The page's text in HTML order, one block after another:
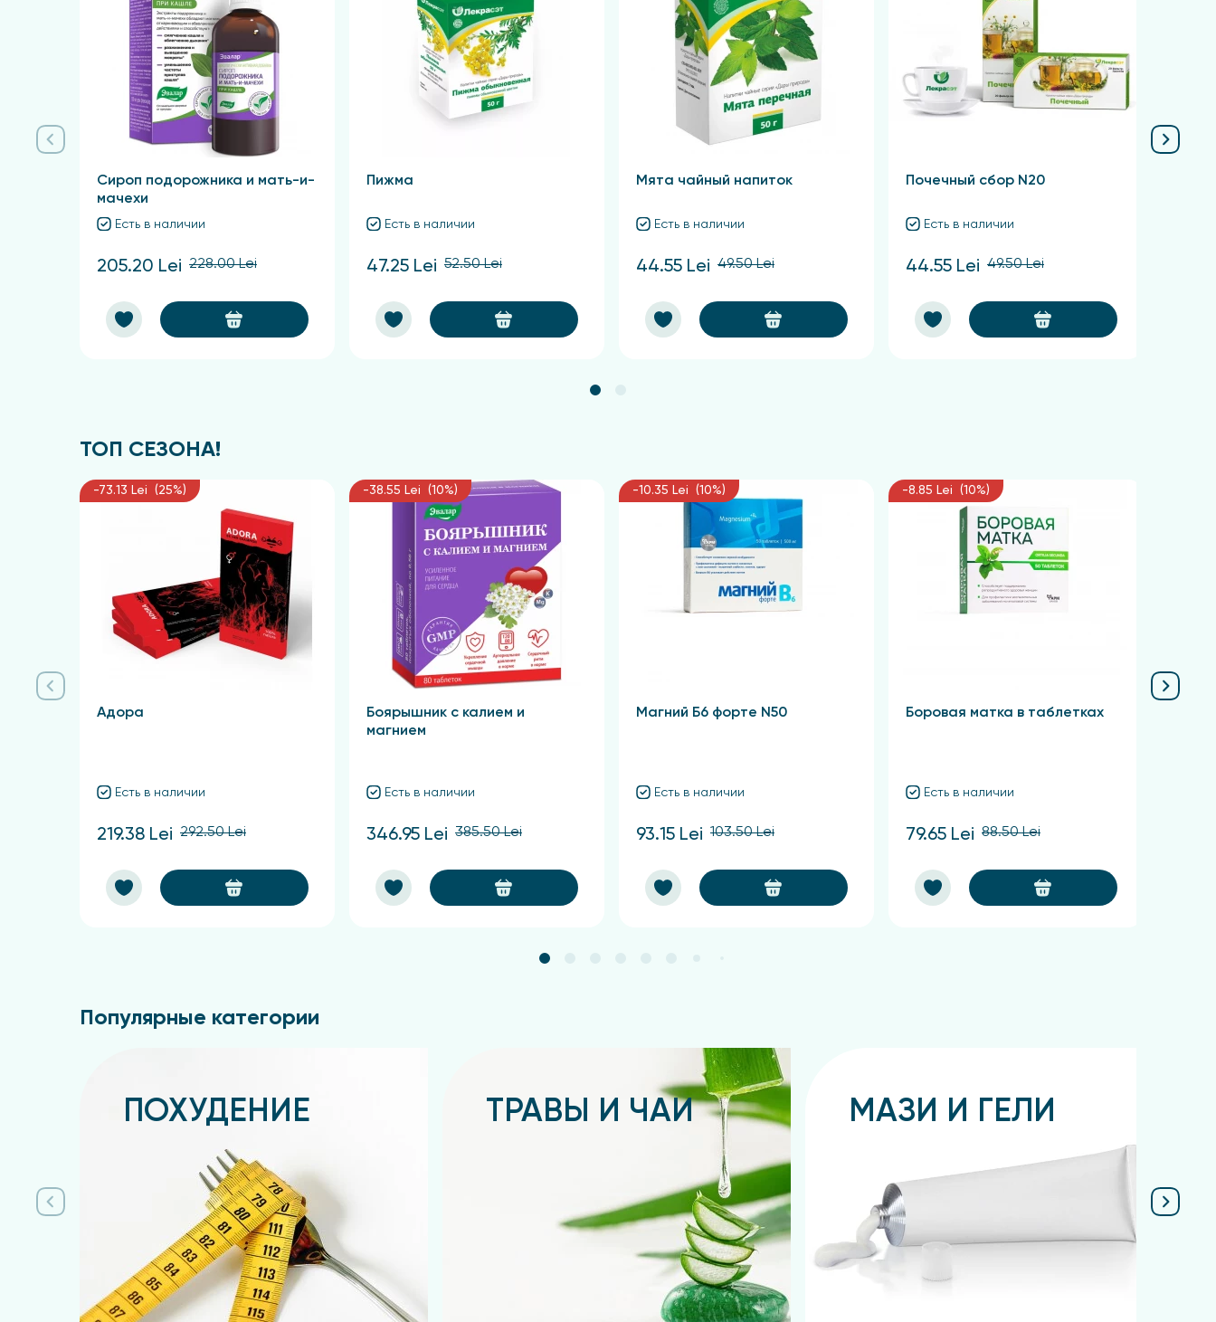
крышкой и подогревать на водяной бане в течение 15 минут. После охлаждения настой необходимо процедить, а оставшееся растительное сырье
отжать. Объем настоя довести до 200 мл. Рекомендуется употреблять по одной трети стакана трижды в день за 30 минут до приема пищи.
Сироп подорожника и мать-и-
мачехи
Есть в наличии
205.20 Lei 228.00 Lei
Пижма
Есть в наличии
47.25 Lei 52.50 Lei
Мята чайный напиток
Есть в наличии
44.55 Lei 49.50 Lei
Почечный сбор N20
Есть в наличии
44.55 Lei 49.50 Lei
ТОП СЕЗОНА!
-73.13 Lei (25%)
Адора
Есть в наличии
219.38 Lei 292.50 Lei
-38.55 Lei (10%)
Боярышник с калием и
магнием
Есть в наличии
346.95 Lei 385.50 Lei
-10.35 Lei (10%)
Магний Б6 форте N50
Есть в наличии
93.15 Lei 103.50 Lei
-8.85 Lei (10%)
Боровая матка в таблетках
Есть в наличии
79.65 Lei 88.50 Lei
Популярные категории
ПОХУДЕНИЕ ТРАВЫ И ЧАИ МАЗИ И ГЕЛИ